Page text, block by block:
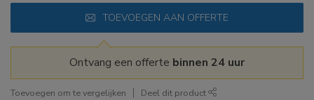
TOEVOEGEN AAN OFFERTE
Ontvang een offerte binnen 24 uur
Toevoegen om te vergelijken Deel dit product